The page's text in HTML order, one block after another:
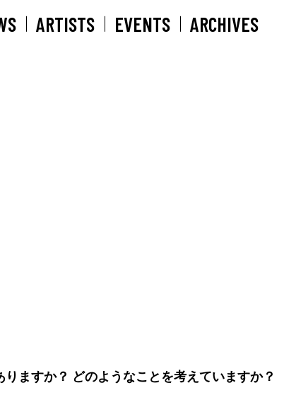
ARTISTS EVENTS ARCHIVES
ますか？ どのようなことを考えていますか？